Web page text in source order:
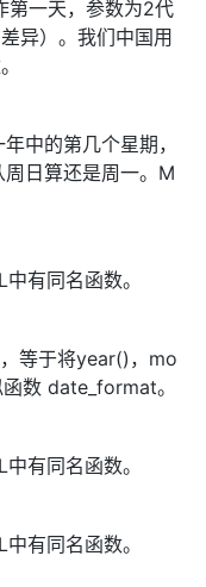
第一天，参数为2代
异）。我们中国用
中的第几个星期，
日算还是周一。M
有同名函数。
等于将year()，mo
数 date_format。
有同名函数。
有同名函数。